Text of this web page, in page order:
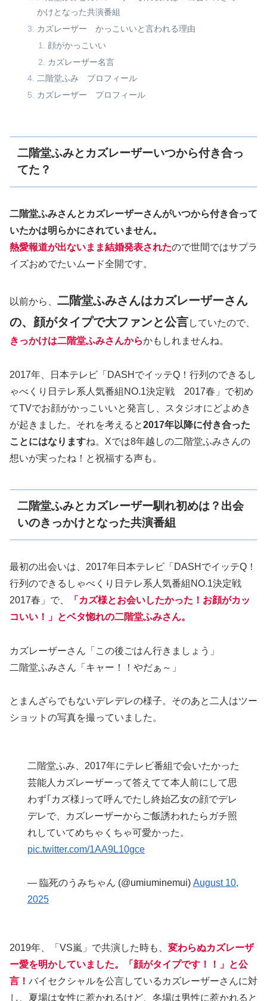
かけとなった共演番組
カズレーザー かっこいいと言われる理由
顔がかっこいい
カズレーザー名言
二階堂ふみ プロフィール
カズレーザー プロフィール
二階堂ふみとカズレーザーいつから付き合っ
てた？
二階堂ふみさんとカズレーザーさんがいつから付き合って
いたかは明らかにされていません。
熱愛報道が出ないまま結婚発表されたので世間ではサプラ
イズおめでたいムード全開です。
以前から、 二階堂ふみさんはカズレーザーさん
の、顔がタイプで大ファンと公言していたので、
きっかけは二階堂ふみさんからかもしれませんね。
2017年、日本テレビ「DASHでイッテQ！行列のできるし
ゃべくり日テレ系人気番組NO.1決定戦 2017春」で初め
てTVでお顔がかっこいいと発言し、スタジオにどよめき
が起きました。それを考えると2017年以降に付き合った
ことにはなりますね。Xでは8年越しの二階堂ふみさんの
想いが実ったね！と祝福する声も。
二階堂ふみとカズレーザー馴れ初めは？出会
いのきっかけとなった共演番組
最初の出会いは、2017年日本テレビ「DASHでイッテQ！
行列のできるしゃべくり日テレ系人気番組NO.1決定戦
2017春」で、
「カズ様とお会いしたかった！お顔がカッ
コいい！」とベタ惚れの二階堂ふみさん。
カズレーザーさん「この後ごはん行きましょう」
二階堂ふみさん「キャー！！やだぁ～」
とまんざらでもないデレデレの様子。そのあと二人はツー
ショットの写真を撮っていました。
二階堂ふみ、2017年にテレビ番組で会いたかった
芸能人カズレーザーって答えてて本人前にして思
わず｢カズ様｣って呼んでたし終始乙女の顔でデレ
デレで、カズレーザーからご飯誘われたらガチ照
れしていてめちゃくちゃ可愛かった。
pic.twitter.com/1AA9L10gce
— 臨死のうみちゃん (@umiuminemui) August 10,
2025
2019年、「VS嵐」で共演した時も、 変わらぬカズレーザ
ー愛を明かしていました。「顔がタイプです！！」と公
言！ バイセクシャルを公言しているカズレーザーさんに対
し、夏場は女性に惹かれるけど、冬場は男性に惹かれると